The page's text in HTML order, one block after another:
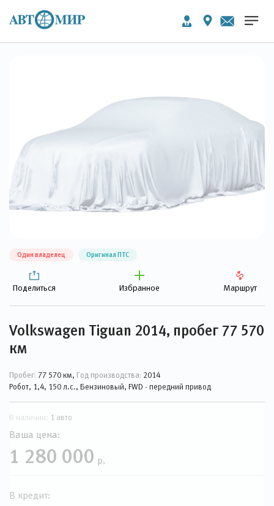
Один владелец Оригинал ПТС
Поделиться Избранное Маршрут
Volkswagen Tiguan 2014, пробег 77 570
км
Пробег: 77 570 км, Год производства: 2014
Робот, 1,4, 150 л.с., Бензиновый, FWD - передний привод
В наличии: 1 авто
Ваша цена:
1 280 000 р.
В кредит: